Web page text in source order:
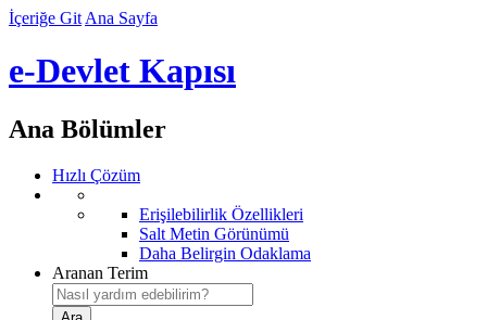
İçeriğe Git Ana Sayfa
e-Devlet Kapısı
Ana Bölümler
Hızlı Çözüm
Erişilebilirlik Özellikleri
Salt Metin Görünümü
Daha Belirgin Odaklama
Aranan Terim